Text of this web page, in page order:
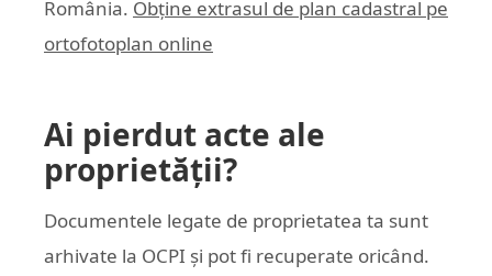
România. Obține extrasul de plan cadastral pe
ortofotoplan online
Ai pierdut acte ale
proprietății?
Documentele legate de proprietatea ta sunt
arhivate la OCPI și pot fi recuperate oricând.